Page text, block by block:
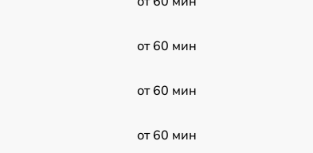
от 60 мин
от 60 мин
от 60 мин